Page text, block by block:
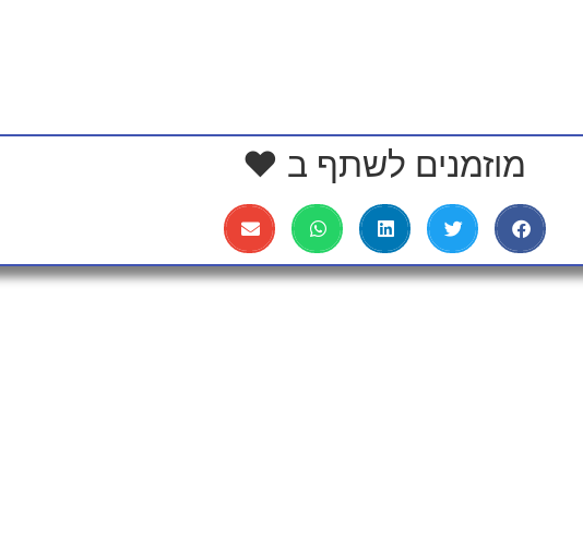
מוזמנים לשתף ב ❤